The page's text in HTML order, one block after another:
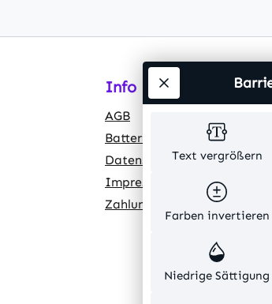
Info
AGB
Batteriehinweis
Datenschutz
Impressum
Zahlungsarten
Text vergrößern
Farben invertieren
Niedrige Sättigung